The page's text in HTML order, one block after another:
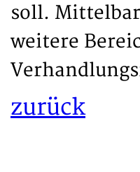
soll.
weitere
zurück